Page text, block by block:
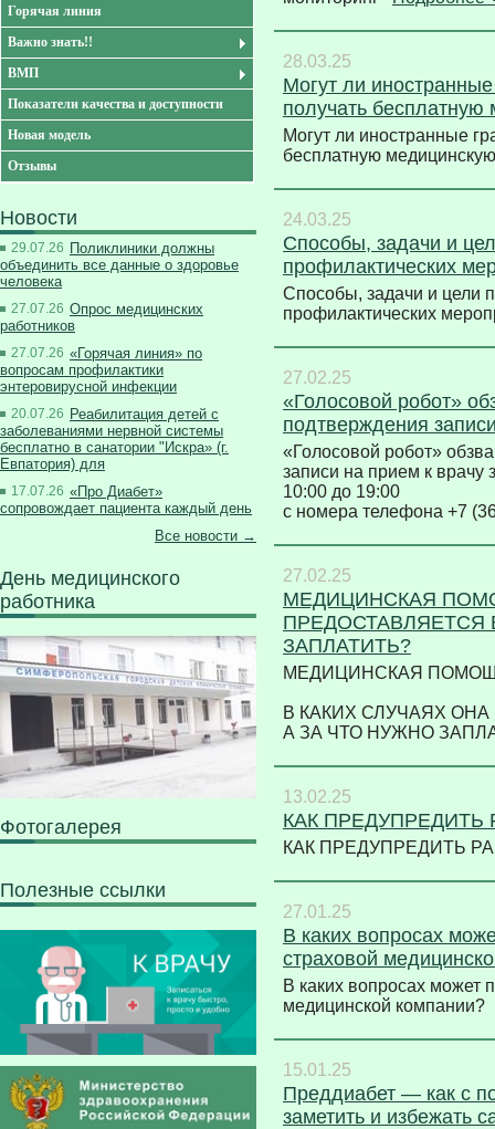
Горячая линия
Важно знать!!
ВМП
Показатели качества и доступности
Новая модель
Отзывы
Новости
29.07.26 Поликлиники должны
объединить все данные о здоровье
человека
27.07.26 Опрос медицинских
работников
27.07.26 «Горячая линия» по
вопросам профилактики
энтеровирусной инфекции
20.07.26 Реабилитация детей с
заболеваниями нервной системы
бесплатно в санатории "Искра» (г.
Евпатория) для
17.07.26 «Про Диабет»
сопровождает пациента каждый день
Все новости →
День медицинского
работника
Фотогалерея
Полезные ссылки
28.03.25
Могут ли
получать
Могут ли иностранные
бесплатную
24.03.25
Способы, задачи и
профилактических
Способы, задачи и цели
профилактических
27.02.25
«Голосовой робот»
подтверждения
«Голосовой робот»
записи на прием к врачу
10:00 до 19:00
с номера телефона +7
27.02.25
МЕДИЦИНСКАЯ
ПРЕДОСТАВЛЯЕТСЯ
ЗАПЛАТИТЬ?
МЕДИЦИНСКАЯ
В КАКИХ СЛУЧАЯХ
А ЗА ЧТО НУЖНО
13.02.25
КАК ПРЕДУПРЕДИТЬ
КАК ПРЕДУПРЕДИТЬ
27.01.25
В каких вопросах
страховой
В каких вопросах может
медицинской
15.01.25
Преддиабет — как с
заметить и избежать